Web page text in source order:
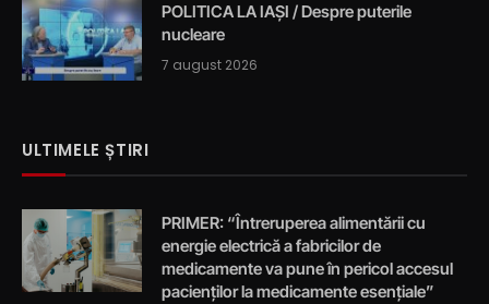
POLITICA LA IAȘI / Despre puterile
nucleare
7 august 2026
ULTIMELE ȘTIRI
PRIMER: “Întreruperea alimentării cu
energie electrică a fabricilor de
medicamente va pune în pericol accesul
pacienților la medicamente esențiale”